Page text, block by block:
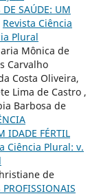
DE SAÚDE: UM
Revista Ciência
Plural
Mônica de
Carvalho
Costa Oliveira,
Lima de Castro ,
Barbosa de
IDADE FÉRTIL
Ciência Plural: v.
de
PROFISSIONAIS